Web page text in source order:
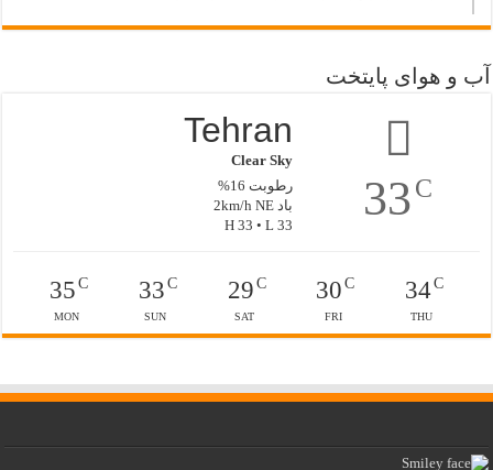
آب و هوای پایتخت
33C
Tehran
Clear Sky
رطوبت 16%
باد 2km/h NE
H 33 • L 33
34C
THU
30 C
FRI
29C
SAT
33C
SUN
35C
MON